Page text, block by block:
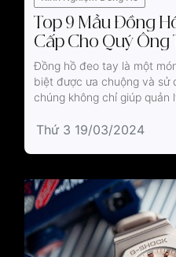
Top 9 Mẫu Đồng
Cấp Cho Quý Ông
Đồng hồ đeo tay là một
biệt được ưa chuộng và sử
chúng không chỉ giúp quản
Thứ 3 19/03/2024